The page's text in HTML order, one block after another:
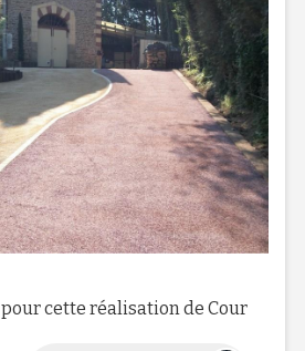
pour cette réalisation de Cour